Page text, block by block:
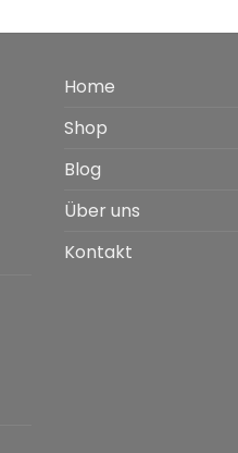
Home
Shop
Blog
Über uns
Kontakt